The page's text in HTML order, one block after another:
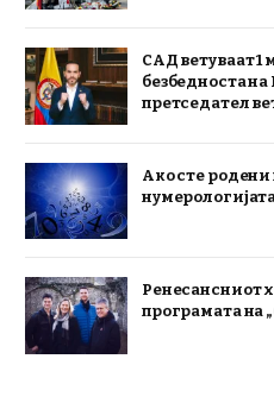
САД ветуваат 1
безбедноста
претседател
Ако сте родени
Ренесансниот
програмата на